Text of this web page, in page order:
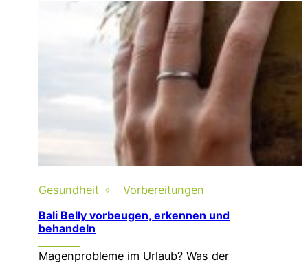
Gesundheit Vorbereitungen
Bali Belly vorbeugen, erkennen und
behandeln
Magenprobleme im Urlaub? Was der